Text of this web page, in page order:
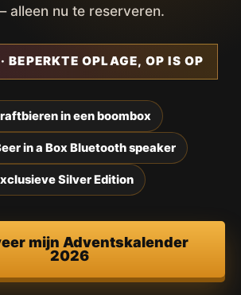
alleen nu te reserveren.
BEPERKTE OPLAGE, OP IS OP
in een boombox
in a Box Bluetooth speaker
Silver Edition
mijn Adventskalender
2026